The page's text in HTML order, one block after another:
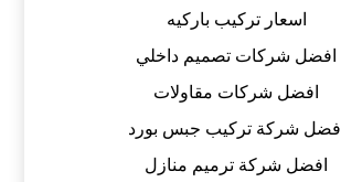
اسعار تركيب باركيه
افضل شركات تصميم داخلي
افضل شركات مقاولات
افضل شركة تركيب جبس بورد
افضل شركة ترميم منازل